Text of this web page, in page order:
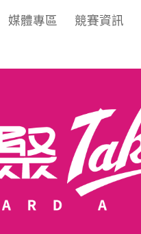
媒體專區 競賽資訊